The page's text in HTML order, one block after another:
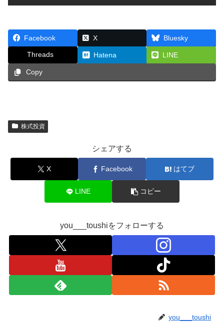
Facebook X Bluesky
Threads Hatena LINE
Copy
株式投資
シェアする
X Facebook はてブ
LINE コピー
you___toushiをフォローする
you___toushi